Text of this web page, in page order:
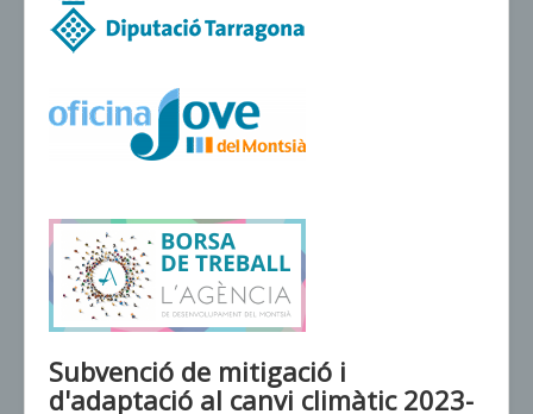
Subvenció de mitigació i
d'adaptació al canvi climàtic 2023-